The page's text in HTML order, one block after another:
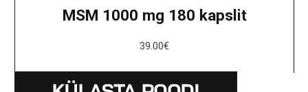
MSM 1000 mg 180 kapslit
39.00€